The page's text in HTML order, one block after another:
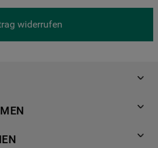
widerrufen